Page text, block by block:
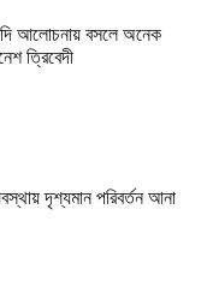
আলোচনায় বসলে অনেক
ত্রিবেদী
দৃশ্যমান পরিবর্তন আনা